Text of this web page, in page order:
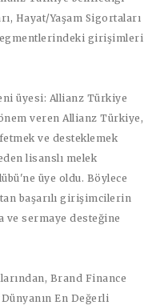
Hayat/Yaşam Sigortaları
girişimleri
üyesi: Allianz Türkiye
veren Allianz Türkiye,
ve desteklemek
lisanslı melek
üye oldu. Böylece
başarılı girişimcilerin
ve sermaye desteğine
Brand Finance
En Değerli